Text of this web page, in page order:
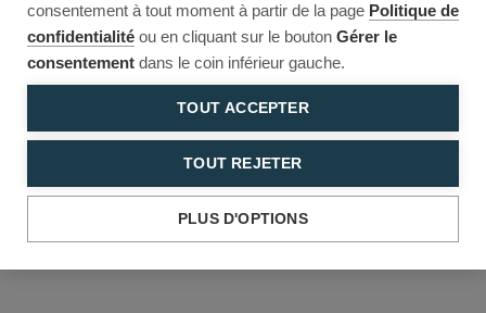
consentement à tout moment à partir de la page Politique de
confidentialité ou en cliquant sur le bouton Gérer le
consentement dans le coin inférieur gauche.
TOUT ACCEPTER
TOUT REJETER
PLUS D'OPTIONS